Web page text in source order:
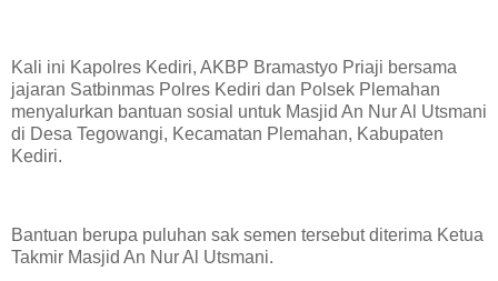
Kali ini Kapolres Kediri, AKBP Bramastyo Priaji bersama
jajaran Satbinmas Polres Kediri dan Polsek Plemahan
menyalurkan bantuan sosial untuk Masjid An Nur Al Utsmani
di Desa Tegowangi, Kecamatan Plemahan, Kabupaten
Kediri.
Bantuan berupa puluhan sak semen tersebut diterima Ketua
Takmir Masjid An Nur Al Utsmani.